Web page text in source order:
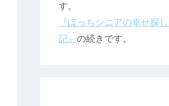
す。
『ぼっちシニアの幸せ探
記』 の続きです。